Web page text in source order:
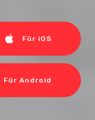
Für iOS
Für Android